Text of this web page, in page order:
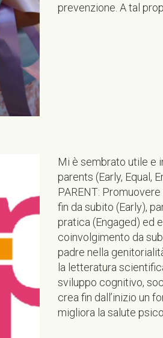
prevenzione. A tal
Mi è sembrato utile e
parents (Early, Equal,
PARENT:
fin da subito (Early),
pratica (Engaged) ed
coinvolgimento da
padre nella
la letteratura
sviluppo cognitivo,
crea fin dall’inizio un
migliora la salute